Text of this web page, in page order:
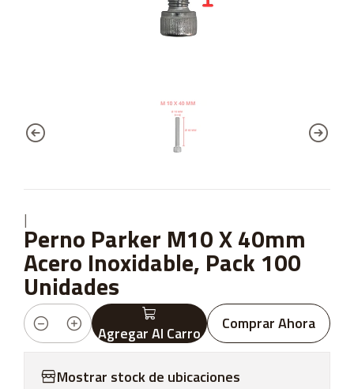
|
Perno Parker M10 X 40mm
Acero Inoxidable, Pack 100
Unidades
Cantidad Agregar Al Carro Comprar Ahora
Mostrar stock de ubicaciones